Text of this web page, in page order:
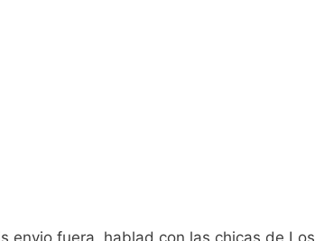
envio fuera, hablad con las chicas de Los